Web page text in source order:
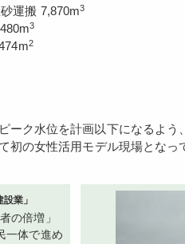
砂運搬 7,870m3
3
2
初の女性活用モデル現場とな
業」
の倍増」
一体で進め